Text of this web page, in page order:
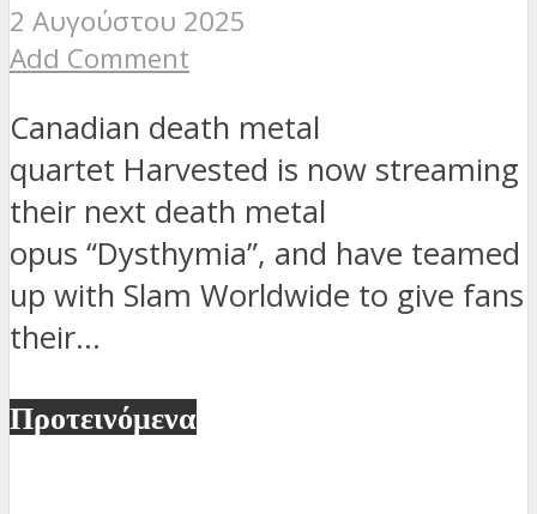
2 Αυγούστου 2025
Add Comment
Canadian death metal
quartet Harvested is now streaming
their next death metal
opus “Dysthymia”, and have teamed
up with Slam Worldwide to give fans
their...
Προτεινόμενα